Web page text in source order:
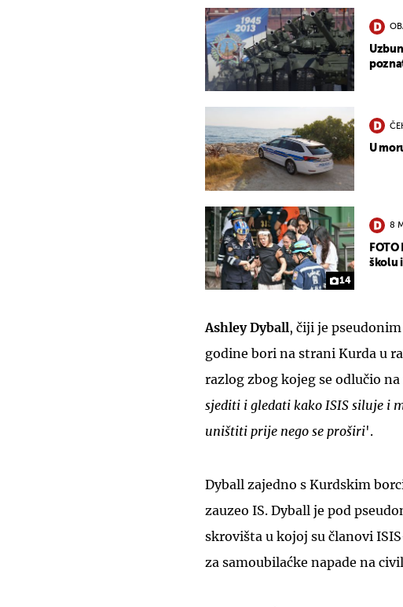
U
14
8
školu
Ashley Dyball, čiji je pseudonim
godine bori na strani Kurda u
razlog zbog kojeg se odlučio
sjediti i gledati kako ISIS siluje i
uništiti prije nego se proširi'.
Dyball zajedno s Kurdskim
zauzeo IS. Dyball je pod
skrovišta u kojoj su članovi
za samoubilaćke napade na